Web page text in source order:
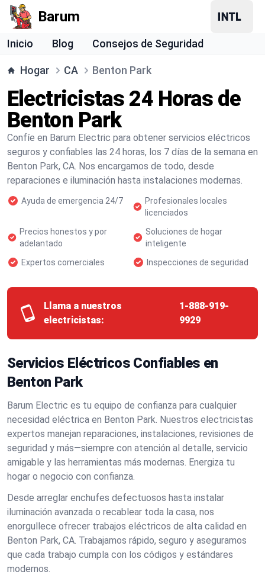
Barum
Inicio Blog Consejos de Seguridad
Hogar CA Benton Park
Electricistas 24 Horas de
Benton Park
Confíe en Barum Electric para obtener servicios eléctricos
seguros y confiables las 24 horas, los 7 días de la semana en
Benton Park, CA. Nos encargamos de todo, desde
reparaciones e iluminación hasta instalaciones modernas.
Ayuda de emergencia 24/7
Profesionales locales
licenciados
Precios honestos y por
adelantado
Soluciones de hogar
inteligente
Expertos comerciales
Inspecciones de seguridad
Llama a nuestros
electricistas:
1-888-919-
9929
Servicios Eléctricos Confiables en
Benton Park
Barum Electric es tu equipo de confianza para cualquier
necesidad eléctrica en Benton Park. Nuestros electricistas
expertos manejan reparaciones, instalaciones, revisiones de
seguridad y más—siempre con atención al detalle, servicio
amigable y las herramientas más modernas. Energiza tu
hogar o negocio con confianza.
Desde arreglar enchufes defectuosos hasta instalar
iluminación avanzada o recablear toda la casa, nos
enorgullece ofrecer trabajos eléctricos de alta calidad en
Benton Park, CA. Trabajamos rápido, seguro y aseguramos
que cada trabajo cumpla con los códigos y estándares
modernos.